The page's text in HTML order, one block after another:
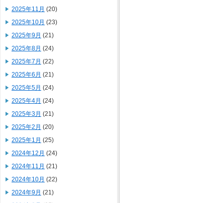
2025年11月 (20)
2025年10月 (23)
2025年9月 (21)
2025年8月 (24)
2025年7月 (22)
2025年6月 (21)
2025年5月 (24)
2025年4月 (24)
2025年3月 (21)
2025年2月 (20)
2025年1月 (25)
2024年12月 (24)
2024年11月 (21)
2024年10月 (22)
2024年9月 (21)